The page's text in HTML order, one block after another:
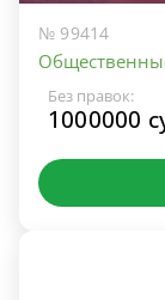
№ 99414
Без правок:
1000000